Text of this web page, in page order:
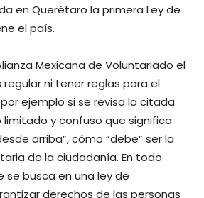
en Querétaro la primera Ley de
el país.
Mexicana de Voluntariado el
ni tener reglas para el
ejemplo si se revisa la citada
limitado y confuso que significa
arriba”, cómo “debe” ser la
de la ciudadanía. En todo
se busca en una ley de
derechos de las personas